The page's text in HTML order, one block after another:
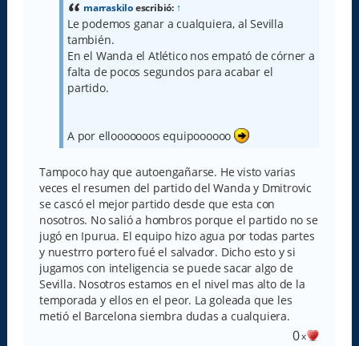
marraskiloescribió: ↑
Le podemos ganar a cualquiera, al Sevilla
también.
En el Wanda el Atlético nos empató de córner a
falta de pocos segundos para acabar el
partido.
A por ellooooooos equipoooooo
Tampoco hay que autoengañarse. He visto varias
veces el resumen del partido del Wanda y Dmitrovic
se cascó el mejor partido desde que esta con
nosotros. No salió a hombros porque el partido no se
jugó en Ipurua. El equipo hizo agua por todas partes
y nuestrro portero fué el salvador. Dicho esto y si
jugamos con inteligencia se puede sacar algo de
Sevilla. Nosotros estamos en el nivel mas alto de la
temporada y ellos en el peor. La goleada que les
metió el Barcelona siembra dudas a cualquiera.
0x